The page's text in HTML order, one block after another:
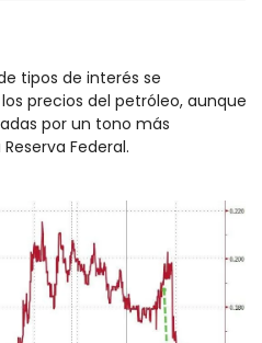
tipos de interés se
precios del petróleo, aunque
por un tono más
Federal.